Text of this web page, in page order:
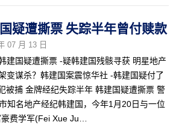
国疑遭撕票 失踪半年曾付赎款
07 月 13 日
建国疑遭撕票 -疑韩建国残骸寻获 明星地产
变谋杀？韩建国案震惊华社 -韩建国疑付了
被捕 金牌经纪失踪半年 韩建国疑遭撕票 警
知名地产经纪韩建国，今年1月20日与一位
费学军(Fei Xue Ju…